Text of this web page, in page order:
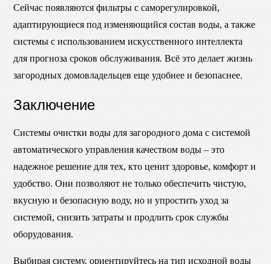
Сейчас появляются фильтры с саморегулировкой,
адаптирующиеся под изменяющийся состав воды, а также
системы с использованием искусственного интеллекта
для прогноза сроков обслуживания. Всё это делает жизнь
загородных домовладельцев еще удобнее и безопаснее.
Заключение
Системы очистки воды для загородного дома с системой
автоматического управления качеством воды – это
надежное решение для тех, кто ценит здоровье, комфорт и
удобство. Они позволяют не только обеспечить чистую,
вкусную и безопасную воду, но и упростить уход за
системой, снизить затраты и продлить срок службы
оборудования.
Выбирая систему, ориентируйтесь на тип исходной воды